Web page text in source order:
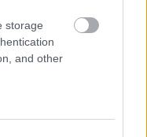
storage
and other
bántja sem a
hogy